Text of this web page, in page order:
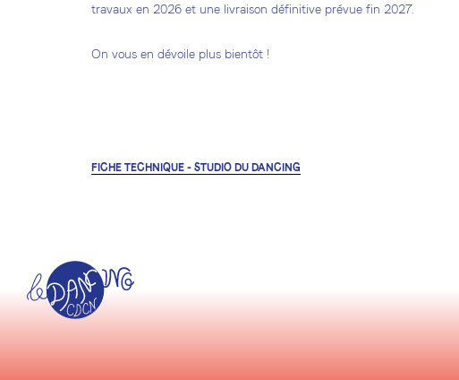
travaux en 2026 et une livraison définitive prévue fin 2027.
On vous en dévoile plus bientôt !
FICHE TECHNIQUE - STUDIO DU DANCING